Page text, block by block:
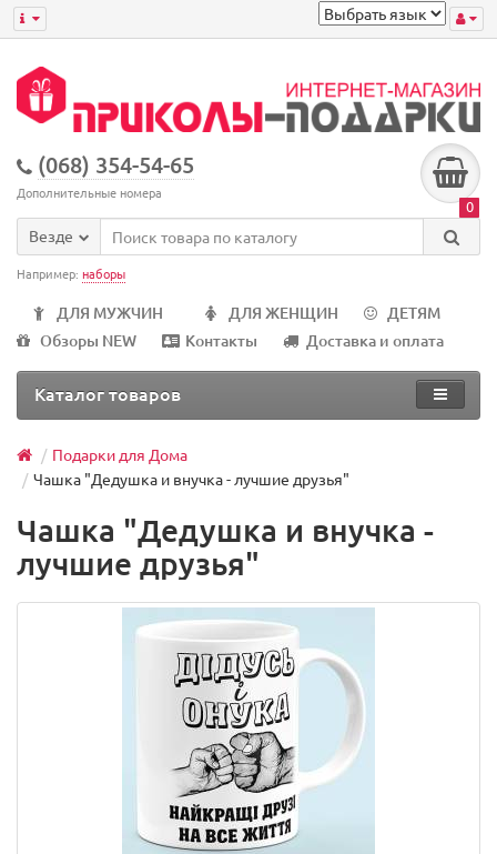
(068) 354-54-65
Дополнительные номера
0
Везде
Например: наборы
ДЛЯ МУЖЧИН ДЛЯ ЖЕНЩИН
ДЕТЯМ
Обзоры NEW
Контакты Доставка и оплата
Каталог товаров
Подарки для Дома
Чашка "Дедушка и внучка - лучшие друзья"
Чашка "Дедушка и внучка -
лучшие друзья"